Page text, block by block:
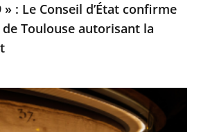
: Le Conseil d’État confirme
de Toulouse autorisant la